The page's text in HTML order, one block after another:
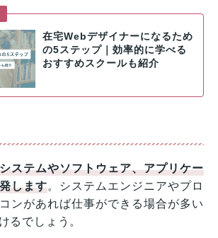
在宅Webデザイナーになるため
の5ステップ｜効率的に学べる
おすすめスクールも紹介
システムやソフトウェア、アプリケー
します。システムエンジニアやプロ
ンがあれば仕事ができる場合が多い
るでしょう。